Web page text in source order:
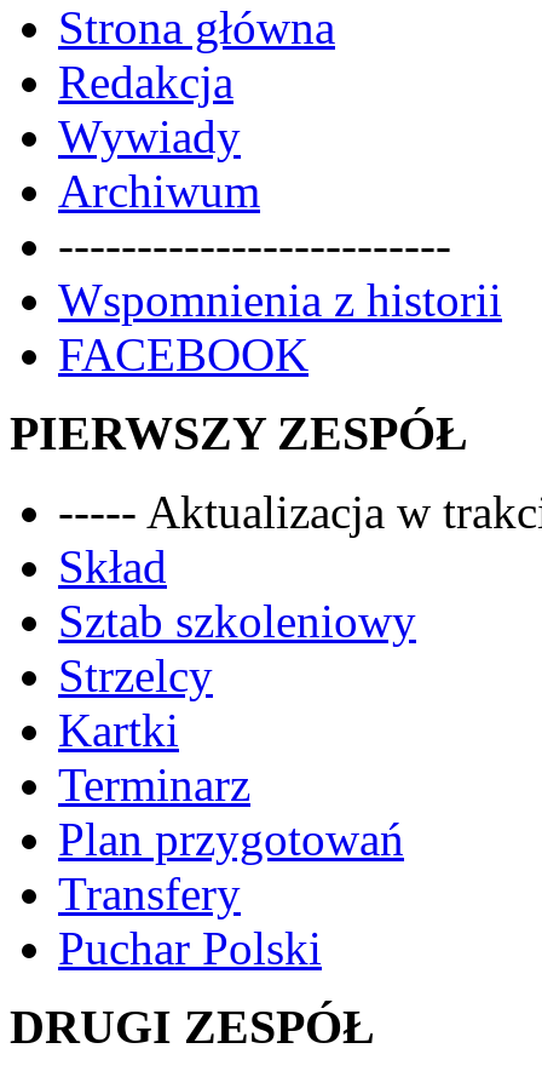
Strona główna
Redakcja
Wywiady
Archiwum
-------------------------
Wspomnienia z historii
FACEBOOK
PIERWSZY ZESPÓŁ
----- Aktualizacja w
Skład
Sztab szkoleniowy
Strzelcy
Kartki
Terminarz
Plan przygotowań
Transfery
Puchar Polski
DRUGI ZESPÓŁ